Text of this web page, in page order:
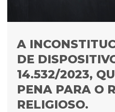
A
DE
14.532/2023,
PENA PARA O
RELIGIOSO.